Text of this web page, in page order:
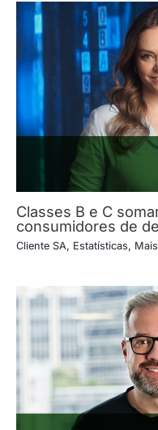
Classes B e C
consumidores de
Cliente SA, Estatísticas,